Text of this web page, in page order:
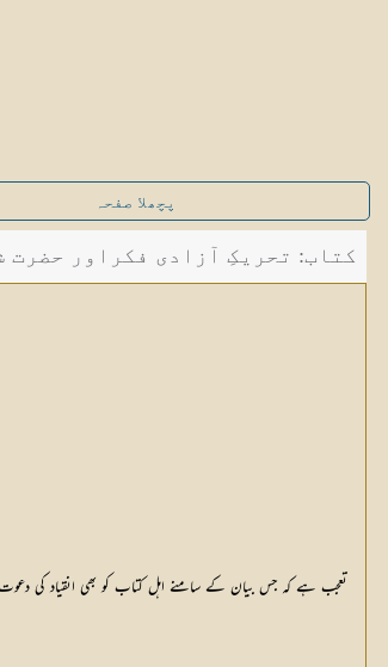
پچھلا صفحہ
کتاب: تحریکِ آزادی فکراور حضرت